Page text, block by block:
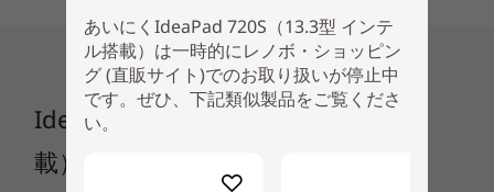
軽量、薄型ボディ
バッグに入れてらくらく持ち運べる約1.14kgの軽
量、13.6mmの薄型ボディ。どこでも仕事にもプ
Windows 10 Home
グラフィックカード
インテル® UHD グラフィックス 620)
メモリー
最大 8GB
IdeaPad 720S（13.3型 インテル搭
載）
あいにくIdeaPad 720S（13.3型 インテ
ル搭載）は一時的にレノボ・ショッピン
グ (直販サイト)でのお取り扱いが停止中
です。ぜひ、下記類似製品をご覧くださ
い。